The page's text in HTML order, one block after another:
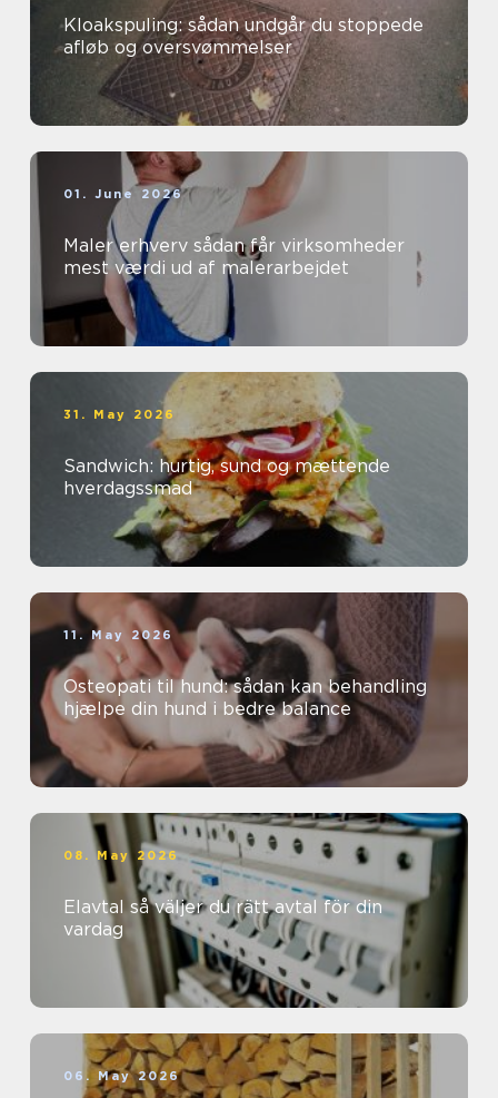
Kloakspuling: sådan undgår du stoppede
afløb og oversvømmelser
01. June 2026
Maler erhverv sådan får virksomheder
mest værdi ud af malerarbejdet
31. May 2026
Sandwich: hurtig, sund og mættende
hverdagssmad
11. May 2026
Osteopati til hund: sådan kan behandling
hjælpe din hund i bedre balance
08. May 2026
Elavtal så väljer du rätt avtal för din
vardag
06. May 2026